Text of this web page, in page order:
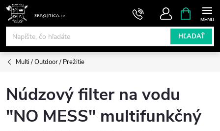
Prejsť
obsah
HĽADAŤ
KOŠÍK
Multi / Outdoor / Prežitie
Núdzový filter na vodu
"NO MESS" multifunkčný